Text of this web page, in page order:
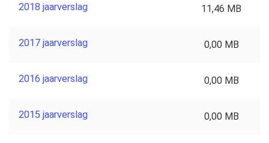
2018 jaarverslag 11,46 MB
2017 jaarverslag 0,00 MB
2016 jaarverslag 0,00 MB
2015 jaarverslag 0,00 MB